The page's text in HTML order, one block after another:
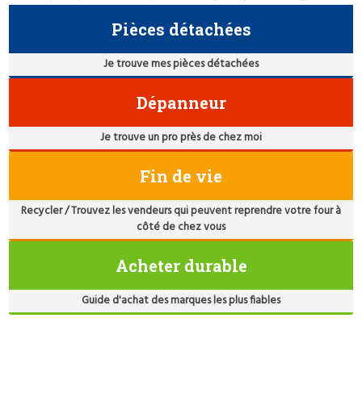
Pièces détachées
Je trouve mes pièces détachées
Dépanneur
Je trouve un pro près de chez moi
Fin de vie
Recycler / Trouvez les vendeurs qui peuvent reprendre votre four à
côté de chez vous
Acheter durable
Guide d'achat des marques les plus fiables